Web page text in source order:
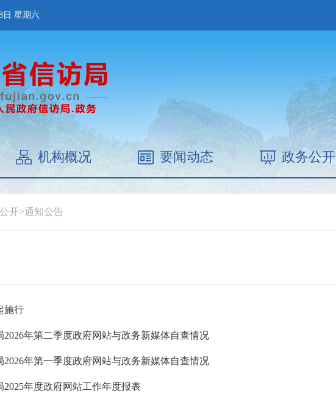
日 星期六
机构概况 要闻动态 政务公开
开>通知公告
施行
年第二季度政府网站与政务新媒体自查情况
年第一季度政府网站与政务新媒体自查情况
年度政府网站工作年度报表